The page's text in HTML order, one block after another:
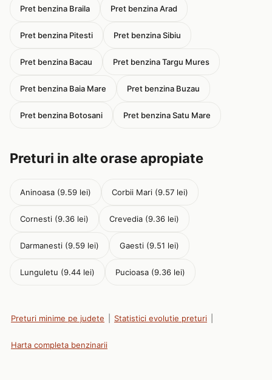
Pret benzina Braila Pret benzina Arad
Pret benzina Pitesti Pret benzina Sibiu
Pret benzina Bacau Pret benzina Targu Mures
Pret benzina Baia Mare Pret benzina Buzau
Pret benzina Botosani Pret benzina Satu Mare
Preturi in alte orase apropiate
Aninoasa (9.59 lei) Corbii Mari (9.57 lei)
Cornesti (9.36 lei) Crevedia (9.36 lei)
Darmanesti (9.59 lei) Gaesti (9.51 lei)
Lunguletu (9.44 lei) Pucioasa (9.36 lei)
Preturi minime pe judete Statistici evolutie preturi
Harta completa benzinarii